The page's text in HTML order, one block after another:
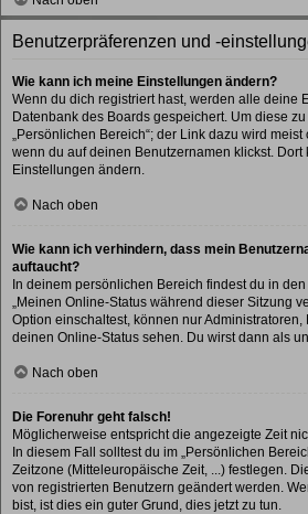
Benutzerpräferenzen und -
Wie kann ich meine Einstellungen ändern?
Wenn du dich registriert hast, werden alle deine
Datenbank des Boards gespeichert. Um diese
„Persönlichen Bereich“; der Link dazu wird
wenn du auf deinen Benutzernamen klickst. Dort
Einstellungen ändern.
Nach oben
Wie kann ich verhindern, dass mein
auftaucht?
In deinem persönlichen Bereich findest du in
„Meinen Online-Status während dieser Sitzung
Option einschaltest, können nur
deinen Online-Status sehen. Du wirst dann als
Nach oben
Die Forenuhr geht falsch!
Möglicherweise entspricht die angezeigte Zeit
In diesem Fall solltest du im „Persönlichen
Zeitzone (Mitteleuropäische Zeit, ...) festlegen.
von registrierten Benutzern geändert werden.
bist, ist dies ein guter Grund, dies jetzt zu tun.